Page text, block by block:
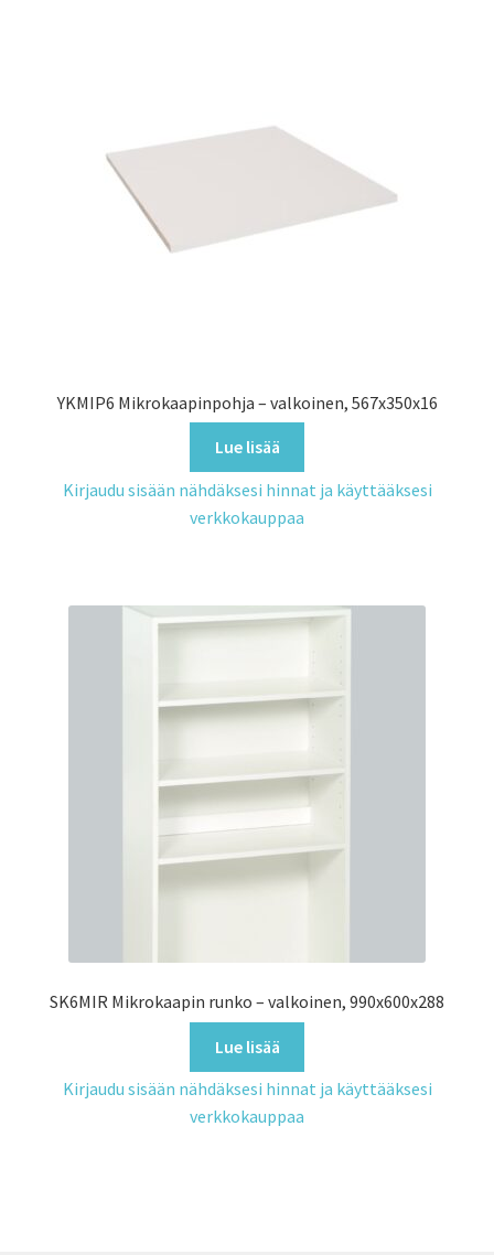
YKMIP6 Mikrokaapinpohja – valkoinen, 567x350x16
Lue lisää
Kirjaudu sisään nähdäksesi hinnat ja käyttääksesi
verkkokauppaa
SK6MIR Mikrokaapin runko – valkoinen, 990x600x288
Lue lisää
Kirjaudu sisään nähdäksesi hinnat ja käyttääksesi
verkkokauppaa